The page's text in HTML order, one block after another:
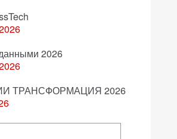
2026
ИИ ТРАНСФОРМАЦИЯ 2026